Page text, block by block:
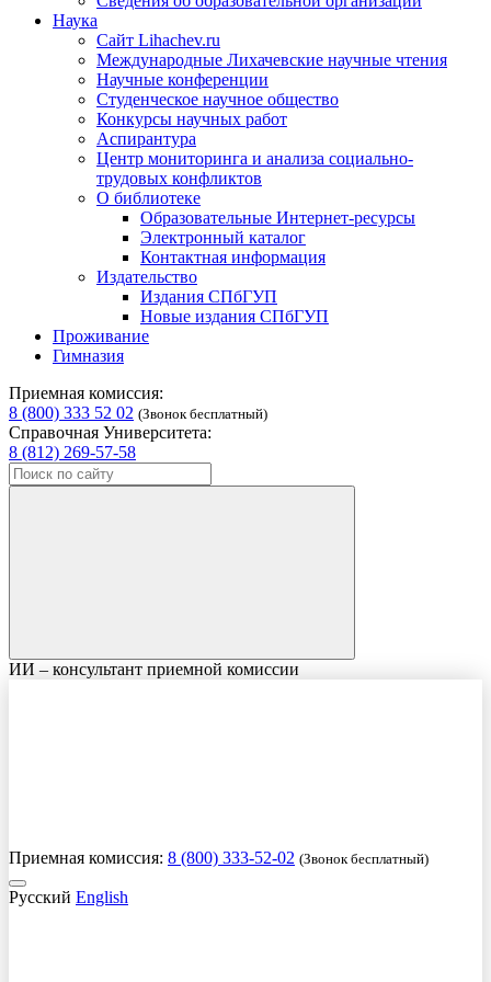
Наука
Сайт Lihachev.ru
Международные Лихачевские научные чтения
Научные конференции
Студенческое научное общество
Конкурсы научных работ
Аспирантура
Центр мониторинга и анализа социально-
трудовых конфликтов
О библиотеке
Образовательные Интернет-ресурсы
Электронный каталог
Контактная информация
Издательство
Издания СПбГУП
Новые издания СПбГУП
Проживание
Гимназия
Приемная комиссия:
8 (800) 333 52 02 (Звонок бесплатный)
Справочная Университета:
8 (812) 269-57-58
ИИ – консультант приемной комиссии
Приемная комиссия: 8 (800) 333-52-02 (Звонок бесплатный)
Русский English